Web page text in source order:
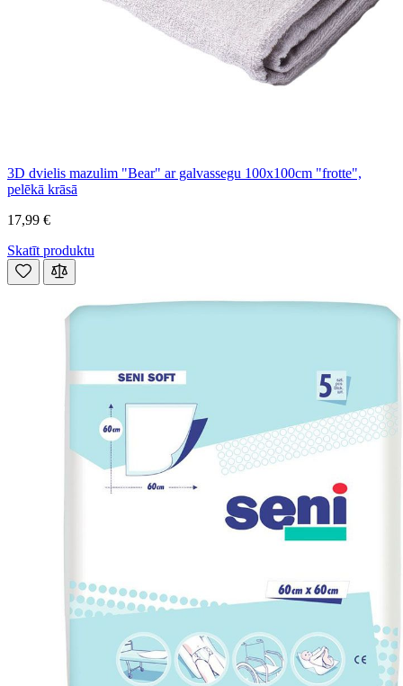
3D dvielis mazulim "Bear" ar galvassegu 100x100cm "frotte",
pelēkā krāsā
17,99 €
Skatīt produktu